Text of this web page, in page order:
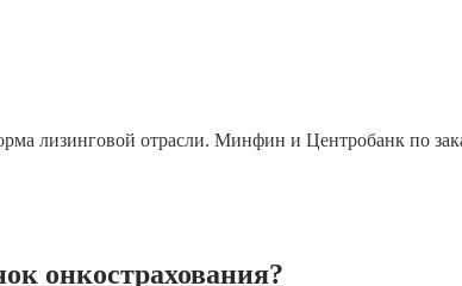
лизинговой отрасли. Минфин и Центробанк по
онкострахования?